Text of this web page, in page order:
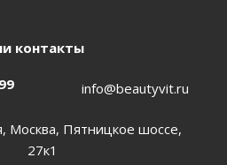
контакты
info@beautyvit.ru
Москва, Пятницкое шоссе,
27к1